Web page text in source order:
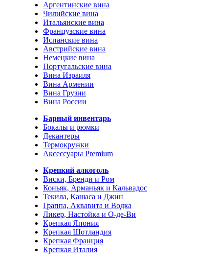
Аргентинские вина
Чилийские вина
Итальянские вина
Французские вина
Испанские вина
Австрийские вина
Немецкие вина
Португальские вина
Вина Израиля
Вина Армении
Вина Грузии
Вина России
Барный инвентарь
Бокалы и рюмки
Декантеры
Термокружки
Аксессуары Premium
Крепкий алкоголь
Виски, Бренди и Ром
Коньяк, Арманьяк и Кальвадос
Текила, Кашаса и Джин
Граппа, Аквавита и Водка
Ликер, Настойка и О-де-Ви
Крепкая Япония
Крепкая Шотландия
Крепкая Франция
Крепкая Италия